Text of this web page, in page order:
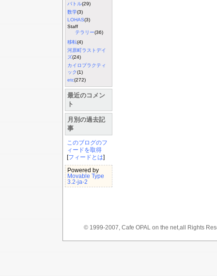
バトル(29)
数学(3)
LOHAS(3)
Staff
テラリー(36)
移転(4)
河原町ラストデイ
ズ(24)
カイロプラクティ
ック(1)
etc(272)
最近のコメン
ト
月別の過去記
事
このブログのフ
ィードを取得
[フィードとは]
Powered by
Movable Type
3.2-ja-2
© 1999-2007, Cafe OPAL on the net,all Rights